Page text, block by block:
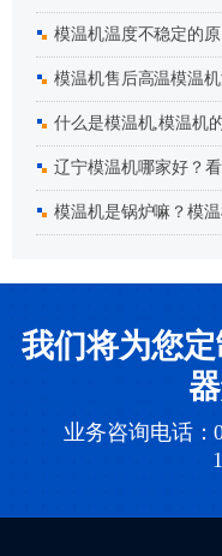
模温机温度不稳定的原
模温机售后高温模温
什么是模温机,模温机
辽宁模温机哪家好？
及优势就知道
模温机是锅炉嘛？模
我们将为您
业务咨询电话：